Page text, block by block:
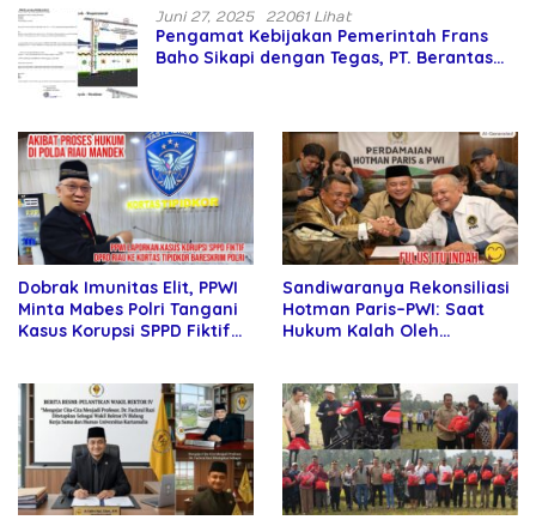
Juni 27, 2025 22061 Lihat
Pengamat Kebijakan Pemerintah Frans
Baho Sikapi dengan Tegas, PT. Berantas
Dobrak Imunitas Elit, PPWI
Minta Mabes Polri Tangani
Kasus Korupsi SPPD Fiktif
Sandiwaranya Rekonsiliasi
Hotman Paris–PWI: Saat
Hukum Kalah Oleh